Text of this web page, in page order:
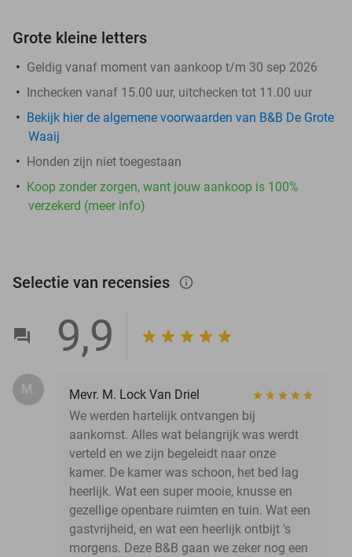
Grote kleine letters
Geldig vanaf moment van aankoop t/m 30 sep 2026
Inchecken vanaf 15.00 uur, uitchecken tot 11.00 uur
Bekijk hier de algemene voorwaarden van B&B De Grote
Waaij
Honden zijn niet toegestaan
Koop zonder zorgen, want jouw aankoop is 100%
verzekerd (meer info)
Selectie van recensies info_outlined
9,9
M.
Mevr. M. Lock Van Driel
We werden hartelijk ontvangen bij
aankomst. Alles wat belangrijk was werdt
verteld en we zijn begeleidt naar onze
kamer. De kamer was schoon, het bed lag
heerlijk. Wat een super mooie, knusse en
gezellige openbare ruimten en tuin. Wat een
gastvrijheid, en wat een heerlijk ontbijt 's
morgens. Deze B&B gaan we zeker nog een